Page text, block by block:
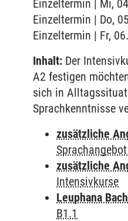
Einzeltermin | Mi,
Einzeltermin | Do,
Einzeltermin | Fr,
Inhalt: Der
A2 festigen
sich in
Sprachkenntnisse
zusätzliche
zusätzliche
Intensivkurse
Leuphana
B1.1